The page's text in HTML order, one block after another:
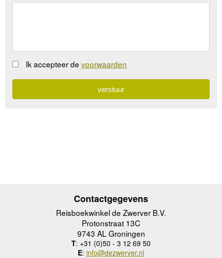
Ik accepteer de voorwaarden
Contactgegevens
Reisboekwinkel de Zwerver B.V.
Protonstraat 13C
9743 AL Groningen
T: +31 (0)50 - 3 12 69 50
E: info@dezwerver.nl